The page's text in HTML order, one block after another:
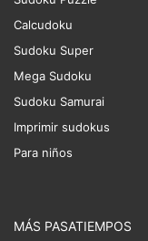
Calcudoku
Sudoku Super
Mega Sudoku
Sudoku Samurai
Imprimir sudokus
Para niños
MÁS PASATIEMPOS